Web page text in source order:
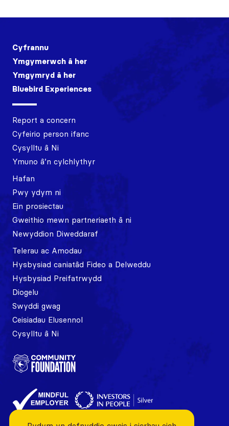
Cyfrannu
Ymgymerwch â her
Ymgymryd â her
Bluebird Experiences
Report a concern
Cyfeirio person ifanc
Cysylltu â Ni
Ymuno â’n cylchlythyr
Hafan
Pwy ydym ni
Ein prosiectau
Gweithio mewn partneriaeth â ni
Newyddion Diweddaraf
Telerau ac Amodau
Hysbysiad caniatâd Fideo a Delweddu
Hysbysiad Preifatrwydd
Diogelu
Swyddi gwag
Ceisiadau Elusennol
Cysylltu â Ni